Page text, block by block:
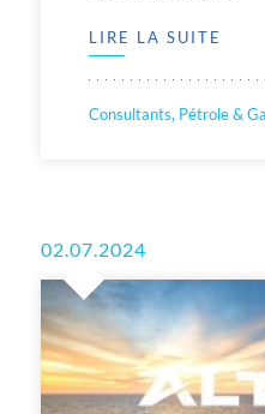
LIRE LA SUITE
Consultants, Pétrole &
02.07.2024